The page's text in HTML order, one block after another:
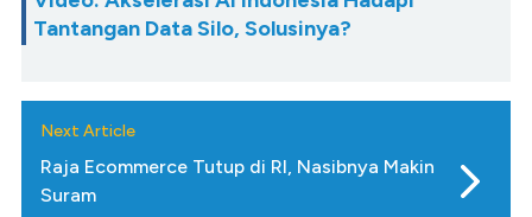
Tantangan Data Silo, Solusinya?
Next Article
Raja Ecommerce Tutup di RI, Nasibnya Makin
Suram